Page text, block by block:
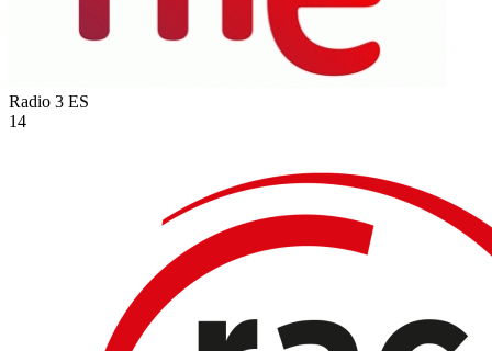
Radio 3 ES
14